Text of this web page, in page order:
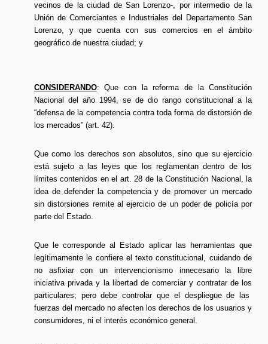
vecinos de la ciudad de San Lorenzo-, por intermedio de la
Unión de Comerciantes e Industriales del Departamento San
Lorenzo, y que cuenta con sus comercios en el ámbito
geográfico de nuestra ciudad; y
CONSIDERANDO: Que con la reforma de la Constitución
Nacional del año 1994, se de dio rango constitucional a la
“defensa de la competencia contra toda forma de distorsión de
los mercados” (art. 42).
Que como los derechos son absolutos, sino que su ejercicio
está sujeto a las leyes que los reglamentan dentro de los
límites contenidos en el art. 28 de la Constitución Nacional, la
idea de defender la competencia y de promover un mercado
sin distorsiones remite al ejercicio de un poder de policía por
parte del Estado.
Que le corresponde al Estado aplicar las herramientas que
legítimamente le confiere el texto constitucional, cuidando de
no asfixiar con un intervencionismo innecesario la libre
iniciativa privada y la libertad de comerciar y contratar de los
particulares; pero debe controlar que el despliegue de las
fuerzas del mercado no afecten los derechos de los usuarios y
consumidores, ni el interés económico general.